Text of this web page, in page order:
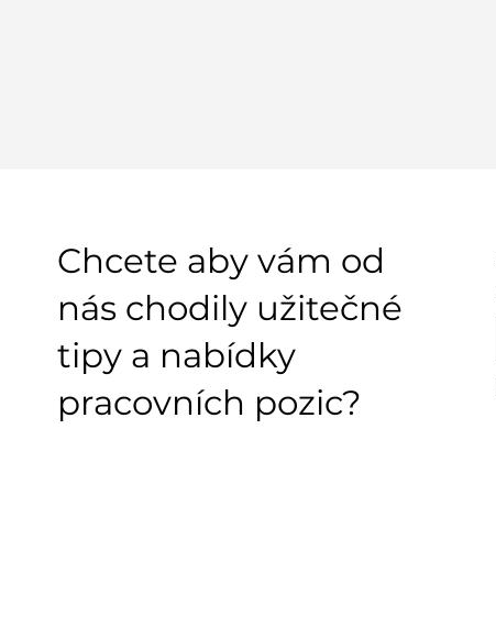
Chcete aby vám od
nás chodily užitečné
tipy a nabídky
pracovních pozic?